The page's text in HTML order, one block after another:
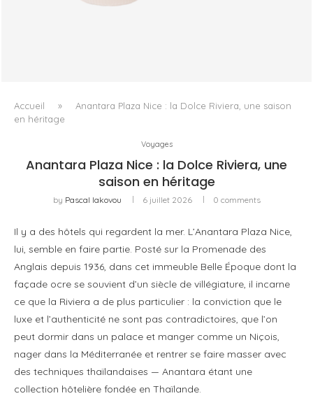
Accueil »
Anantara Plaza Nice : la Dolce Riviera, une saison
en héritage
Voyages
Anantara Plaza Nice : la Dolce Riviera, une
saison en héritage
by Pascal Iakovou 6 juillet 2026 0 comments
Il y a des hôtels qui regardent la mer. L’Anantara Plaza Nice,
lui, semble en faire partie. Posté sur la Promenade des
Anglais depuis 1936, dans cet immeuble Belle Époque dont la
façade ocre se souvient d’un siècle de villégiature, il incarne
ce que la Riviera a de plus particulier : la conviction que le
luxe et l’authenticité ne sont pas contradictoires, que l’on
peut dormir dans un palace et manger comme un Niçois,
nager dans la Méditerranée et rentrer se faire masser avec
des techniques thaïlandaises — Anantara étant une
collection hôtelière fondée en Thaïlande.